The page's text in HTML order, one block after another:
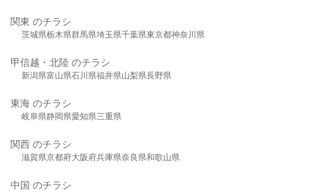
関東 のチラシ
茨城県栃木県群馬県埼玉県千葉県東京都神奈川県
甲信越・北陸 のチラシ
新潟県富山県石川県福井県山梨県長野県
東海 のチラシ
岐阜県静岡県愛知県三重県
関西 のチラシ
滋賀県京都府大阪府兵庫県奈良県和歌山県
中国 のチラシ